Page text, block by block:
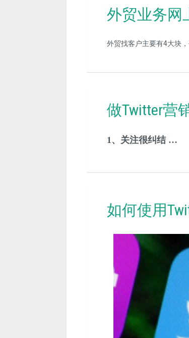
外贸业务网
外贸找客户主要有4大块
做Twitter营
1、关注很纠结 …
如何使用